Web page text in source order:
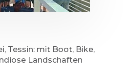
Tessin: mit Boot, Bike,
Landschaften